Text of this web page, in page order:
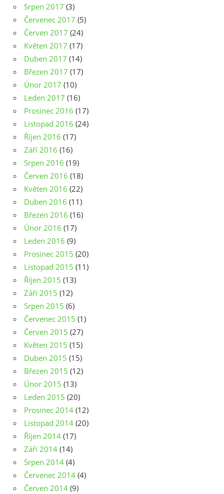
Srpen 2017 (3)
Červenec 2017 (5)
Červen 2017 (24)
Květen 2017 (17)
Duben 2017 (14)
Březen 2017 (17)
Únor 2017 (10)
Leden 2017 (16)
Prosinec 2016 (17)
Listopad 2016 (24)
Říjen 2016 (17)
Září 2016 (16)
Srpen 2016 (19)
Červen 2016 (18)
Květen 2016 (22)
Duben 2016 (11)
Březen 2016 (16)
Únor 2016 (17)
Leden 2016 (9)
Prosinec 2015 (20)
Listopad 2015 (11)
Říjen 2015 (13)
Září 2015 (12)
Srpen 2015 (6)
Červenec 2015 (1)
Červen 2015 (27)
Květen 2015 (15)
Duben 2015 (15)
Březen 2015 (12)
Únor 2015 (13)
Leden 2015 (20)
Prosinec 2014 (12)
Listopad 2014 (20)
Říjen 2014 (17)
Září 2014 (14)
Srpen 2014 (4)
Červenec 2014 (4)
Červen 2014 (9)